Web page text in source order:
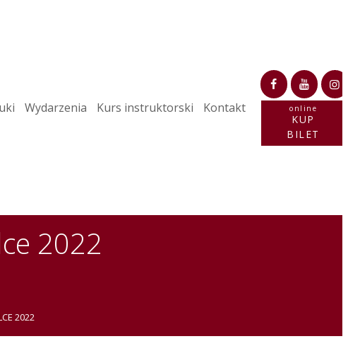
Wydarzenia Kurs instruktorski Kontakt online
KUP
BILET
2022
2022